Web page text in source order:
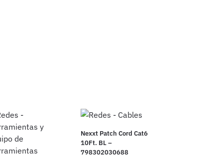
Nexxt Patch Cord Cat6
10Ft. BL –
798302030688